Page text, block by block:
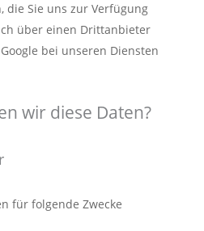
die Sie uns zur Verfügung
über einen Drittanbieter
bei unseren Diensten
wir diese Daten?
für folgende Zwecke